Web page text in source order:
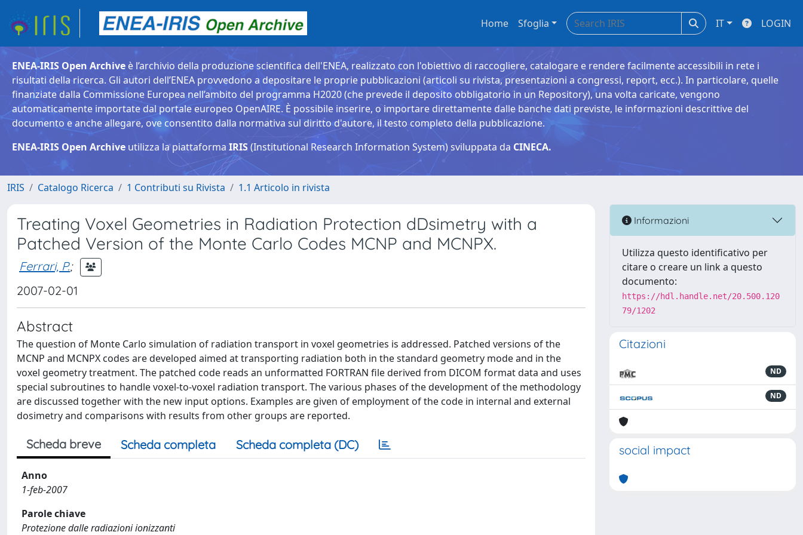
Home Sfoglia IT LOGIN
ENEA-IRIS Open Archive è l’archivio della produzione scientifica dell'ENEA, realizzato con l'obiettivo di raccogliere, catalogare e rendere facilmente accessibili in rete i
risultati della ricerca. Gli autori dell’ENEA provvedono a depositare le proprie pubblicazioni (articoli su rivista, presentazioni a congressi, report, ecc.). In particolare, quelle
finanziate dalla Commissione Europea nell’ambito del programma H2020 (che prevede il deposito obbligatorio in un Repository), una volta caricate, vengono
automaticamente importate dal portale europeo OpenAIRE. È possibile inserire, o importare direttamente dalle banche dati previste, le informazioni descrittive del
documento e anche allegare, ove consentito dalla normativa sul diritto d'autore, il testo completo della pubblicazione.
ENEA-IRIS Open Archive utilizza la piattaforma IRIS(Institutional Research Information System) sviluppata da CINECA.
IRIS Catalogo Ricerca 1 Contributi su Rivista 1.1 Articolo in rivista
Treating Voxel Geometries in Radiation Protection dDsimetry with a
Patched Version of the Monte Carlo Codes MCNP and MCNPX.
Ferrari, P.;
2007-02-01
Abstract
The question of Monte Carlo simulation of radiation transport in voxel geometries is addressed. Patched versions of the
MCNP and MCNPX codes are developed aimed at transporting radiation both in the standard geometry mode and in the
voxel geometry treatment. The patched code reads an unformatted FORTRAN file derived from DICOM format data and uses
special subroutines to handle voxel-to-voxel radiation transport. The various phases of the development of the methodology
are discussed together with the new input options. Examples are given of employment of the code in internal and external
dosimetry and comparisons with results from other groups are reported.
Scheda breve Scheda completa Scheda completa (DC)
Anno
1-feb-2007
Parole chiave
Protezione dalle radiazioni ionizzanti
Informazioni
Utilizza questo identificativo per
citare o creare un link a questo
documento:
https://hdl.handle.net/20.500.120
79/1202
Citazioni
ND
ND
social impact